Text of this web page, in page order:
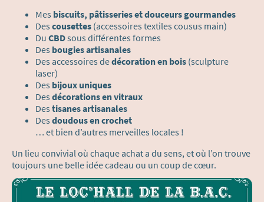
Mes biscuits, pâtisseries et douceurs gourmandes
Des cousettes (accessoires textiles cousus main)
Du CBDsous différentes formes
Des bougies artisanales
Des accessoires dedécoration en bois (sculpture
laser)
Des bijoux uniques
Des décorations en vitraux
Des tisanes artisanales
Des doudous en crochet
… et bien d’autres merveilles locales !
Un lieu convivial où chaque achat a du sens, et où l’on trouve
toujours une belle idée cadeau ou un coup de cœur.